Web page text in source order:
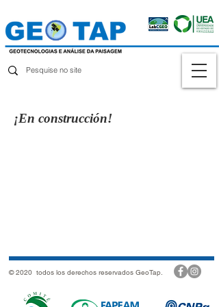
¡En construcción!
© 2020 todos los derechos reservados GeoTap.